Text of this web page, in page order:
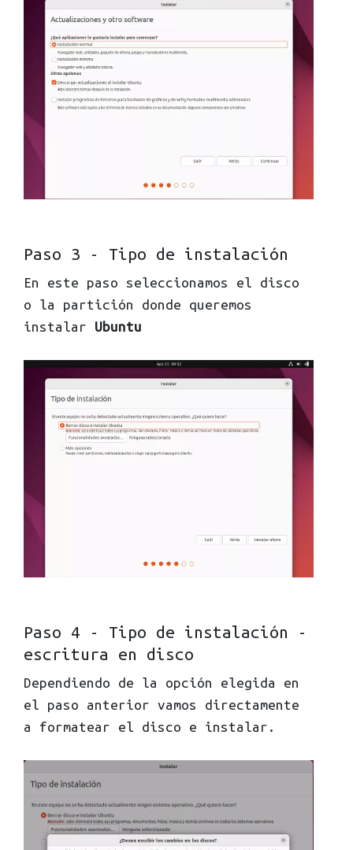
Paso 3 - Tipo de instalación
En este paso seleccionamos el disco
o la partición donde queremos
instalar Ubuntu
Paso 4 - Tipo de instalación -
escritura en disco
Dependiendo de la opción elegida en
el paso anterior vamos directamente
a formatear el disco e instalar.